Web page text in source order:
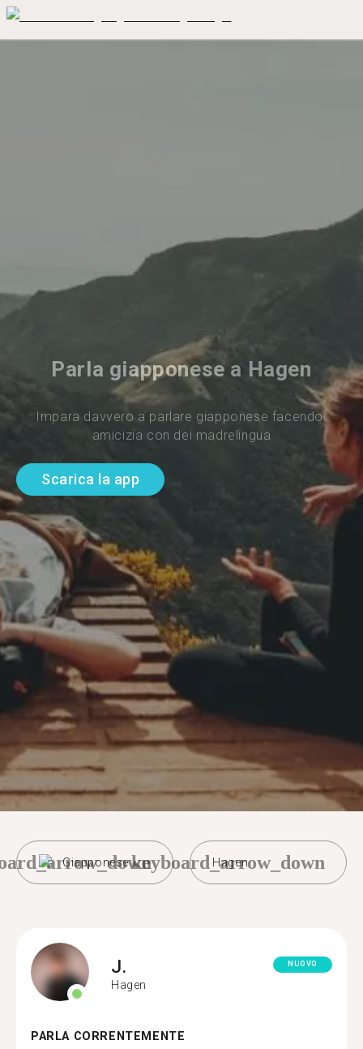
Parla giapponese a Hagen
Impara davvero a parlare giapponese facendo
amicizia con dei madrelingua
Scarica la app
Giapponese Hagen
keyboard_arrow_down
J.
Hagen
NUOVO
PARLA CORRENTEMENTE